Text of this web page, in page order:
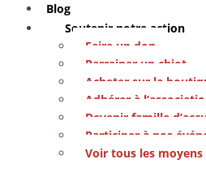
Blog
Soutenir notre action
Faire un don
Parrainer un chiot
Acheter sur la
Adhérer à
Devenir famille
Participer à nos
Voir tous les